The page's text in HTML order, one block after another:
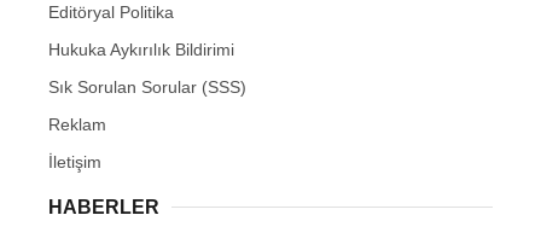
Editöryal Politika
Hukuka Aykırılık Bildirimi
Sık Sorulan Sorular (SSS)
Reklam
İletişim
HABERLER